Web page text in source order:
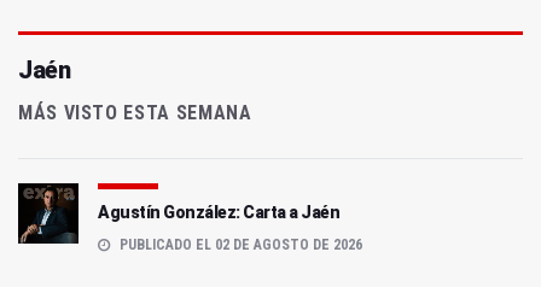
Jaén
MÁS VISTO ESTA SEMANA
Agustín González: Carta a Jaén
PUBLICADO EL 02 DE AGOSTO DE 2026